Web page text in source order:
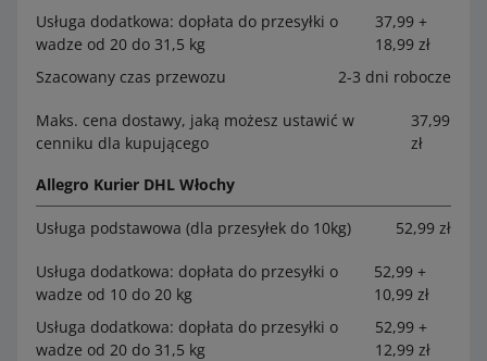
Usługa dodatkowa: dopłata do przesyłki o
wadze od 20 do 31,5 kg
37,99 +
18,99 zł
Szacowany czas przewozu
2-3 dni robocze
Maks. cena dostawy, jaką możesz ustawić w
cenniku dla kupującego
37,99
zł
Allegro Kurier DHL Włochy
Usługa podstawowa (dla przesyłek do 10kg) 52,99 zł
Usługa dodatkowa: dopłata do przesyłki o
wadze od 10 do 20 kg
52,99 +
10,99 zł
Usługa dodatkowa: dopłata do przesyłki o
wadze od 20 do 31,5 kg
52,99 +
12,99 zł